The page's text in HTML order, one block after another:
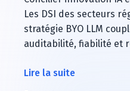
Les DSI des secteurs
stratégie BYO LLM
auditabilité, fiabilité et
Lire la suiteà